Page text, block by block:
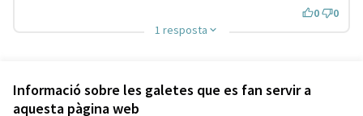
Informació sobre les galetes que es fan servir a
aquesta pàgina web
0
0
1 resposta
Versió 26(de 26) veure altres versions